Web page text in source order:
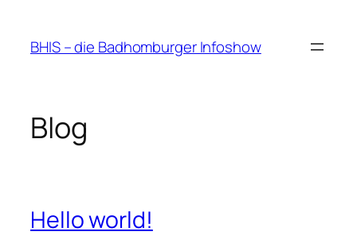
springen
BHIS – die Badhomburger Infoshow
Blog
Hello world!